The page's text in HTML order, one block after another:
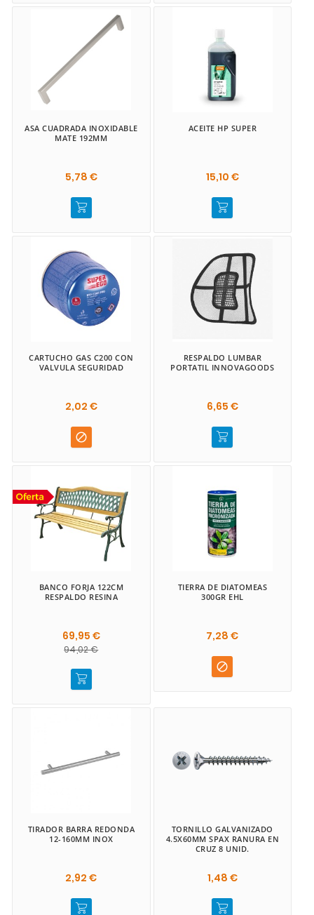
ASA CUADRADA INOXIDABLE
MATE 192MM
5,78 €
ACEITE HP SUPER
15,10 €
CARTUCHO GAS C200 CON
VALVULA SEGURIDAD
2,02 €

RESPALDO LUMBAR
PORTATIL INNOVAGOODS
6,65 €
BANCO FORJA 122CM
RESPALDO RESINA
69,95 €
94,02 €
TIERRA DE DIATOMEAS
300GR EHL
7,28 €

TIRADOR BARRA REDONDA
12-160MM INOX
2,92 €
TORNILLO GALVANIZADO
4.5X60MM SPAX RANURA EN
CRUZ 8 UNID.
1,48 €